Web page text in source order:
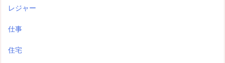
レジャー
仕事
住宅